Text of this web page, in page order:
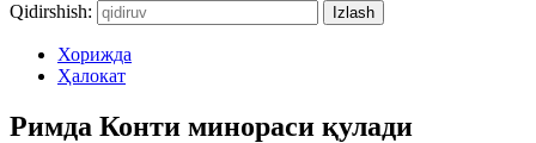
Qidirshish:
Хорижда
Ҳалокат
Римда Конти минораси қулади